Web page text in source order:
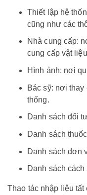
Thiết lập hệ
cũng như các
Nhà cung cấp:
cung cấp vật
Hình ảnh: nơi
Bác sỹ: nơi
thống.
Danh sách đối
Danh sách
Danh sách đơn
Danh sách
Thao tác nhập liệu tất